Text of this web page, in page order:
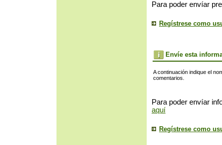
Para poder envíar
Regístrese como
Envíe esta
A continuación indique el
comentarios.
Para poder envíar
aquí
Regístrese como